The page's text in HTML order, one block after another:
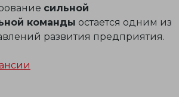
сильной
команды остается одним из
развития предприятия.